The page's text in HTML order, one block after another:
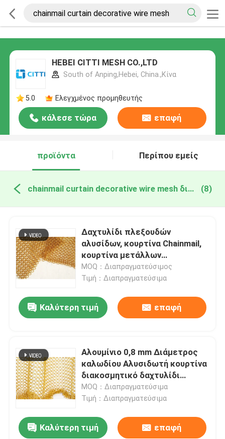
HEBEI CITTI MESH CO.,LTD
South of Anping,Hebei, China.,Κίνα
5.0 Ελεγχμένος προμηθευτής
κάλεσε τώρα επαφή
προϊόντα Περίπου εμείς
chainmail curtain decorative wire mesh διαδικτυακή κατασκευή (8)
Δαχτυλίδι πλεξουδών
αλυσίδων, κουρτίνα Chainmail,
κουρτίνα μετάλλων
δαχτυλιδιών για την
οικοδόμηση της εξωτερικής
MOQ：Διαπραγματεύσιμος
Τιμή：Διαπραγματεύσιμα
Καλύτερη τιμή επαφή
Αλουμίνιο 0,8 mm Διάμετρος
καλωδίου Αλυσιδωτή κουρτίνα
διακοσμητικό δαχτυλίδι
μεταλλικό πλέγμα Εξαιρετική
αντοχή και ευελιξία
MOQ：Διαπραγματεύσιμα
Τιμή：Διαπραγματεύσιμα
Καλύτερη τιμή επαφή